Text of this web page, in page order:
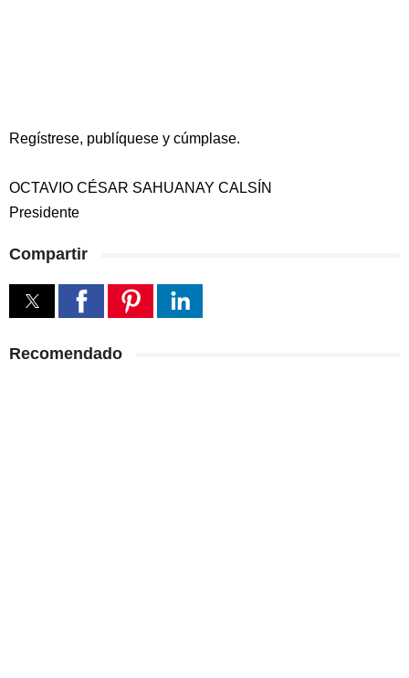
Regístrese, publíquese y cúmplase.
OCTAVIO CÉSAR SAHUANAY CALSÍN
Presidente
Compartir
Recomendado